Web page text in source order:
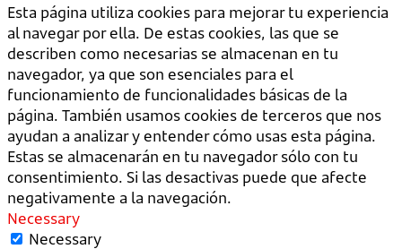
Esta página utiliza cookies para mejorar tu experiencia
al navegar por ella. De estas cookies, las que se
describen como necesarias se almacenan en tu
navegador, ya que son esenciales para el
funcionamiento de funcionalidades básicas de la
página. También usamos cookies de terceros que nos
ayudan a analizar y entender cómo usas esta página.
Estas se almacenarán en tu navegador sólo con tu
consentimiento. Si las desactivas puede que afecte
negativamente a la navegación.
Necessary
Necessary